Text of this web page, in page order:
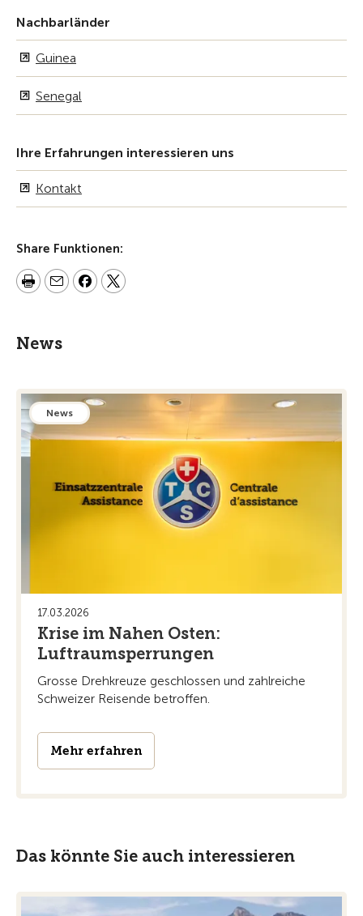
Nachbarländer
Guinea
Senegal
Ihre Erfahrungen interessieren uns
Kontakt
Share Funktionen:
News
News
17.03.2026
Krise im Nahen Osten:
Luftraumsperrungen
Grosse Drehkreuze geschlossen und zahlreiche
Schweizer Reisende betroffen.
Mehr erfahren
Das könnte Sie auch interessieren